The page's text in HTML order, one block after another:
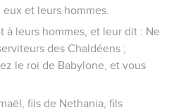
et leurs hommes.
à leurs hommes, et leur dit : Ne
des Chaldéens ;
le roi de Babylone, et vous
fils de Nethania, fils